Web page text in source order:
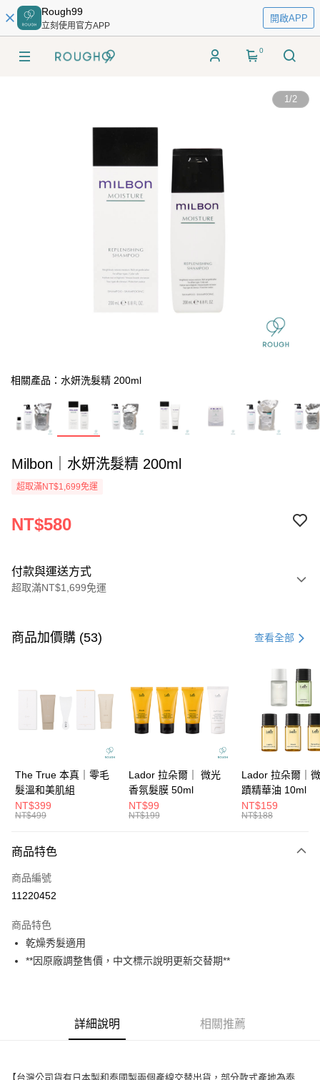
Rough99
立刻使用官方APP
開啟APP
0
1/2
相關產品：水妍洗髮精 200ml
Milbon｜水妍洗髮精 200ml
超取滿NT$1,699免運
NT$580
付款與運送方式
超取滿NT$1,699免運
信用卡一次付款
NT$193 21家銀行
合作金庫商業銀行
第一商業銀行
華南商業銀行
彰化商業銀行
兆豐國際商業銀行
臺灣中小企業銀行
台中商業銀行
匯豐（台灣）商業銀行
華泰商業銀行
聯邦商業銀行
元大商業銀行
台灣樂天信用卡公司
6 期 0 利率 每期 NT$96 21家銀行
合作金庫商業銀行
第一商業銀行
台北富邦商業銀行
國泰世華商業銀行
兆豐國際商業銀行
臺灣中小企業銀行
台中商業銀行
匯豐（台灣）商業銀行
聯邦商業銀行
玉山商業銀行
台灣樂天信用卡公司
超商取貨付款
Apple Pay
街口支付
相關說明
【大哥付你分期使用說明】
2.付款方式選擇「大哥付你分期」，訂單成立後會自動跳轉到大哥付的交易
流程，驗證手機門號後，選擇欲分期的期數、繳款截止日，確認付款後即完
成交易。
3.實際核准額度、可分期數及費用金額請依後續交易確認頁面所載為準。
1.分期款項不併入電信帳單，「大哥付你分期」於每月結算日後寄送繳費提
運送方式
全家取貨付款
每筆NT$65，滿NT$1,699(含以上)免運費
商品加價購 (53) 查看全部
The True 本真｜零毛
髮溫和美肌組
NT$399
NT$499
Lador 拉朵爾｜ 微光
香氛髮膜 50ml
NT$99
NT$199
Lador 拉朵爾｜
蹟精華油 10ml
NT$159
NT$188
商品特色
商品編號
11220452
商品特色
乾燥秀髮適用
**因原廠調整售價，中文標示說明更新交替期**
詳細說明 相關推薦
【台灣公司貨有日本製和泰國製兩個產線交替出貨，部分款式產地為泰